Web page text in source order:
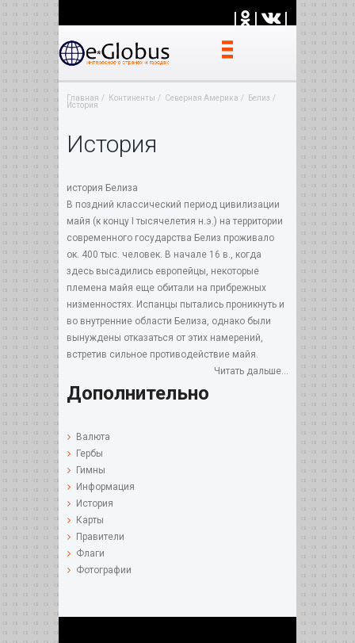
| | |
Главная Континенты Северная Америка
Белиз
История
История
история Белиза
В поздний классический период цивилизации
майя (к концу I тысячелетия н.э.) на территории
современного государства Белиз проживало
ок. 400 тыс. человек. В начале 16 в., когда
здесь высадились европейцы, некоторые
племена майя еще обитали на прибрежных
низменностях. Испанцы пытались проникнуть и
во внутренние области Белиза, однако были
вынуждены отказаться от этих намерений,
встретив сильное противодействие майя.
Читать дальше...
Дополнительно
Валюта
Гербы
Гимны
Информация
История
Карты
Правители
Флаги
Фотографии